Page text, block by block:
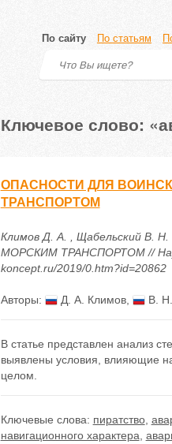
По сайту По статьям
Ключевое слово:
ОПАСНОСТИ ДЛЯ
ТРАНСПОРТОМ
Климов Д. А. , Щабельский
МОРСКИМ ТРАНСПОРТОМ //
koncept.ru/2019/0.htm?id=20862
Авторы: Д. А. Климов, В. Н.
В статье представлен анализ
выявлены условия, влияющие
целом.
Ключевые слова: пиратство,
навигационного характера